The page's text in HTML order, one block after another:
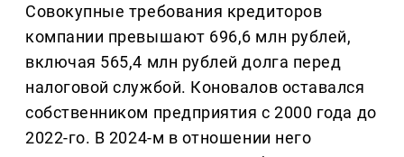
Совокупные требования кредиторов
компании превышают 696,6 млн рублей,
включая 565,4 млн рублей долга перед
налоговой службой. Коновалов оставался
собственником предприятия с 2000 года до
2022-го. В 2024-м в отношении него